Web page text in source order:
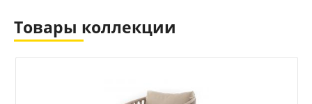
Товары коллекции